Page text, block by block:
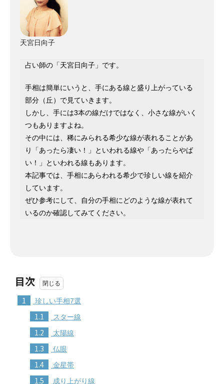
天宮日向子
占い師の「天宮日向子」です。
手相は簡単にいうと、手にある線と盛り上がっている
部分（丘）で見ていきます。
しかし、手には3本の線だけではなく、小さな線がいく
つもありますよね。
その中には、稀にみられる希少な線が表れることがあ
り「あったら凄い！」といわれる線や「あったらやば
い！」といわれる線もあります。
本記事では、手相にあらわれる希少で珍しい線を紹介
しています。
ぜひ参考にして、自分の手相にどのような線が表れて
いるのか確認してみてください。
目次
1 珍しい手相7選
1.1 スター線
1.2 太陽線
1.3 仏眼
1.4 金星帯
1.5 成り上がり線